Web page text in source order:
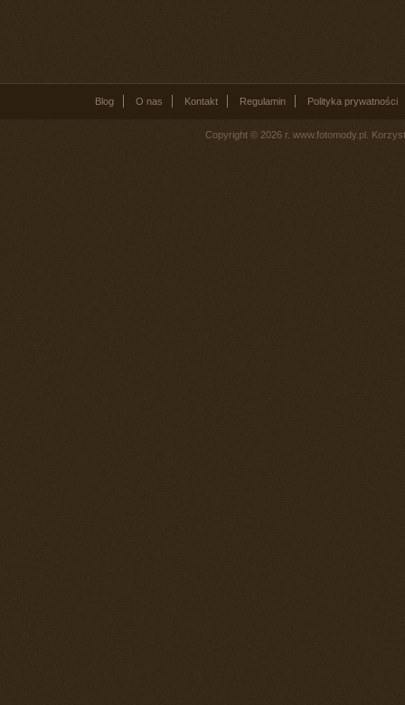
Blog O nas Kontakt Regulamin Polityka prywatności
Copyright © 2026 r. www.fotomody.pl.